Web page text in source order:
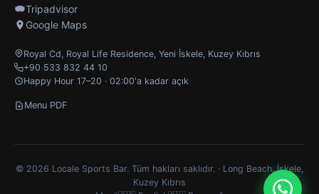
Tripadvisor
Google Maps
Royal Cd, Royal Life Residence, Yeni İskele, Kuzey Kıbrıs
+90 533 832 44 10
Happy Hour 17–20 · 02:00'a kadar açık
Menu PDF
© 2026 Locale Sports Bar. Tüm hakları saklıdır. · Long Beach, İskele,
Kuzey Kıbrıs